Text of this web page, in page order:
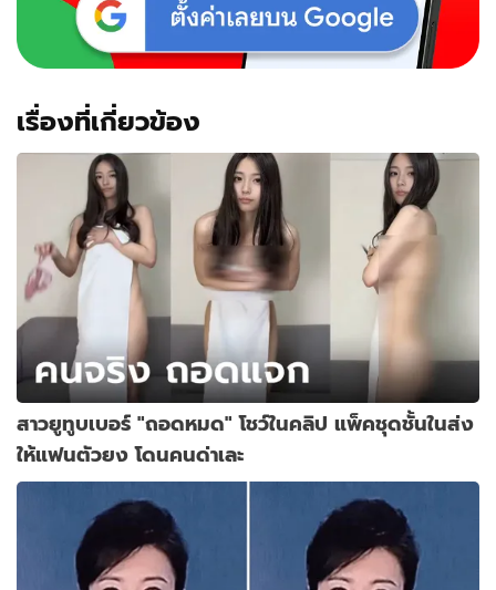
เรื่องที่เกี่ยวข้อง
สาวยูทูบเบอร์ "ถอดหมด" โชว์ในคลิป แพ็คชุดชั้นในส่ง
ให้แฟนตัวยง โดนคนด่าเละ